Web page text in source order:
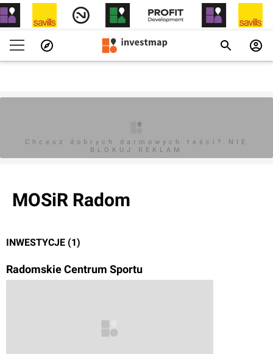
Chcesz dobrych darmowych teści? NIE
BLOKUJ REKLAM
MOSiR Radom
INWESTYCJE (1)
Radomskie Centrum Sportu